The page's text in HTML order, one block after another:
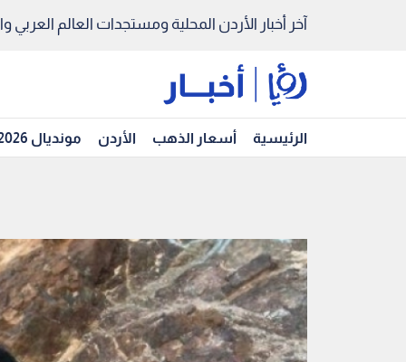
آخر أخبار الأردن المحلية ومستجدات العالم العربي
الرئيسية أسعار الذهب الأردن مونديال 2026